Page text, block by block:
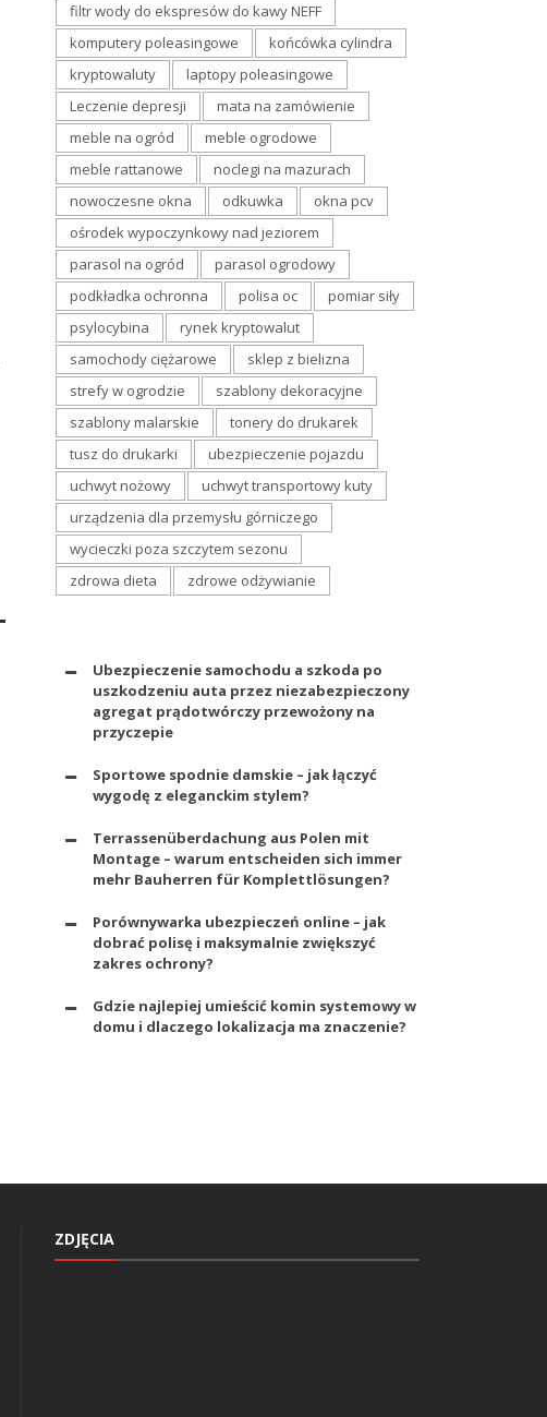
filtr wody do ekspresów do kawy NEFF
komputery poleasingowe
końcówka cylindra
kryptowaluty
laptopy poleasingowe
Leczenie depresji
mata na zamówienie
meble na ogród
meble ogrodowe
meble rattanowe
noclegi na mazurach
nowoczesne okna
odkuwka
okna pcv
ośrodek wypoczynkowy nad jeziorem
parasol na ogród
parasol ogrodowy
podkładka ochronna
polisa oc
pomiar siły
psylocybina
rynek kryptowalut
samochody ciężarowe
sklep z bielizna
strefy w ogrodzie
szablony dekoracyjne
szablony malarskie
tonery do drukarek
tusz do drukarki
ubezpieczenie pojazdu
uchwyt nożowy
uchwyt transportowy kuty
urządzenia dla przemysłu górniczego
wycieczki poza szczytem sezonu
zdrowa dieta
zdrowe odżywianie
Ubezpieczenie samochodu a szkoda po
uszkodzeniu auta przez niezabezpieczony
agregat prądotwórczy przewożony na
przyczepie
Sportowe spodnie damskie – jak łączyć
wygodę z eleganckim stylem?
Terrassenüberdachung aus Polen mit
Montage – warum entscheiden sich immer
mehr Bauherren für Komplettlösungen?
Porównywarka ubezpieczeń online – jak
dobrać polisę i maksymalnie zwiększyć
zakres ochrony?
Gdzie najlepiej umieścić komin systemowy w
domu i dlaczego lokalizacja ma znaczenie?
ZDJĘCIA